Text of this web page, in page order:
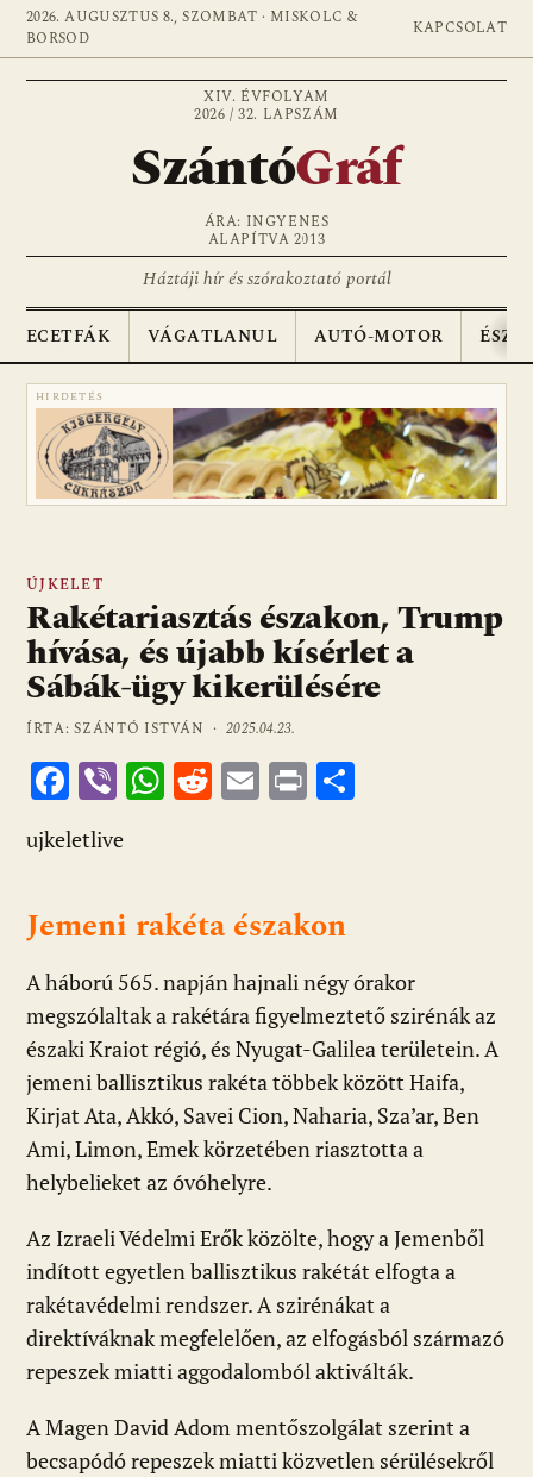
2026. AUGUSZTUS 8., SZOMBAT · MISKOLC &
BORSOD
KAPCSOLAT
XIV. ÉVFOLYAM
2026 / 32. LAPSZÁM
SzántóGráf
ÁRA: INGYENES
ALAPÍTVA 2013
Háztáji hír és szórakoztató portál
ECETFÁK VÁGATLANUL AUTÓ-MOTOR
HIRDETÉS
ÚJKELET
Rakétariasztás északon, Trump
hívása, és újabb kísérlet a
Sábák-ügy kikerülésére
ÍRTA: SZÁNTÓ ISTVÁN ·2025.04.23.
F
ac
e
o
o
k
Vi
er
W
A
p
p
R
t
E Pr
g
ujkeletlive
Jemeni rakéta északon
A háború 565. napján hajnali négy órakor
megszólaltak a rakétára figyelmeztető szirénák az
északi Kraiot régió, és Nyugat-Galilea területein. A
jemeni ballisztikus rakéta többek között Haifa,
Kirjat Ata, Akkó, Savei Cion, Naharia, Sza’ar, Ben
Ami, Limon, Emek körzetében riasztotta a
helybelieket az óvóhelyre.
Az Izraeli Védelmi Erők közölte, hogy a Jemenből
indított egyetlen ballisztikus rakétát elfogta a
rakétavédelmi rendszer. A szirénákat a
direktíváknak megfelelően, az elfogásból származó
repeszek miatti aggodalomból aktiválták.
A Magen David Adom mentőszolgálat szerint a
becsapódó repeszek miatti közvetlen sérülésekről